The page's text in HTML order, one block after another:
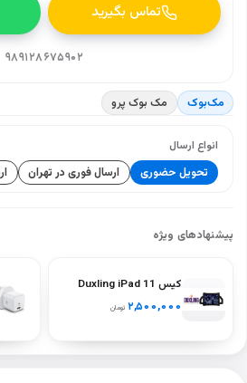
تماس بگیرید
۹۸۹۱۲۸۶۷۵۹۰۲
مک‌بوک مک بوک پرو
انواع ارسال
تحویل حضوری ارسال فوری در تهران
پیشنهادهای ویژه
کیس Duxling iPad 11
نسل A16
بنفش
۲,۵۰۰,۰۰۰ تومان